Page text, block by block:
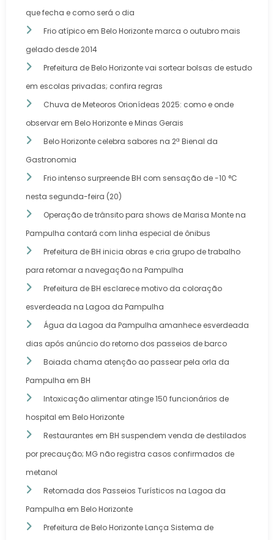
que fecha e como será o dia
Frio atípico em Belo Horizonte marca o outubro mais
gelado desde 2014
Prefeitura de Belo Horizonte vai sortear bolsas de estudo
em escolas privadas; confira regras
Chuva de Meteoros Orionídeas 2025: como e onde
observar em Belo Horizonte e Minas Gerais
Belo Horizonte celebra sabores na 2ª Bienal da
Gastronomia
Frio intenso surpreende BH com sensação de -10 °C
nesta segunda-feira (20)
Operação de trânsito para shows de Marisa Monte na
Pampulha contará com linha especial de ônibus
Prefeitura de BH inicia obras e cria grupo de trabalho
para retomar a navegação na Pampulha
Prefeitura de BH esclarece motivo da coloração
esverdeada na Lagoa da Pampulha
Água da Lagoa da Pampulha amanhece esverdeada
dias após anúncio do retorno dos passeios de barco
Boiada chama atenção ao passear pela orla da
Pampulha em BH
Intoxicação alimentar atinge 150 funcionários de
hospital em Belo Horizonte
Restaurantes em BH suspendem venda de destilados
por precaução; MG não registra casos confirmados de
metanol
Retomada dos Passeios Turísticos na Lagoa da
Pampulha em Belo Horizonte
Prefeitura de Belo Horizonte Lança Sistema de